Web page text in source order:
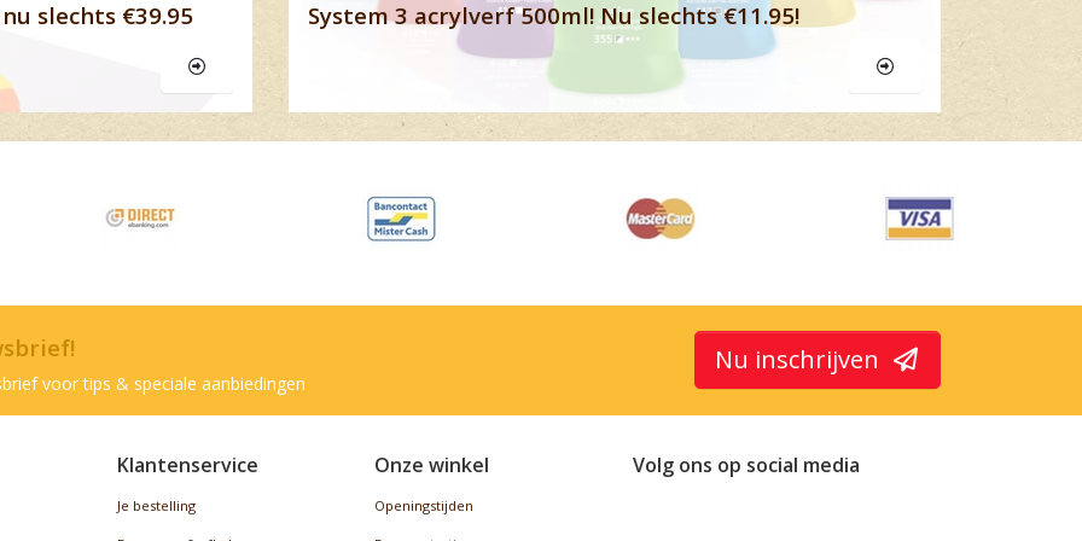
slechts €39.95 System 3 acrylverf 500ml! Nu slechts €11.95!
voor tips & speciale aanbiedingen
Nu inschrijven
Klantenservice
Je bestelling
Onze winkel
Openingstijden
Volg ons op social media